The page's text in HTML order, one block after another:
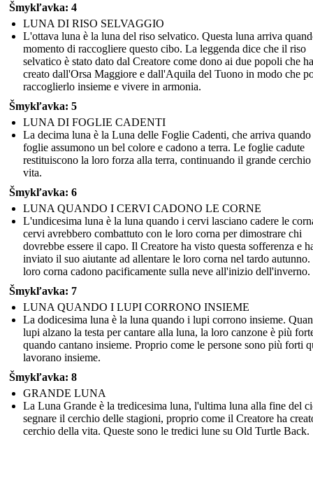
Šmykľavka: 4
LUNA DI RISO SELVAGGIO
L'ottava luna è la luna del riso selvatico. Questa luna arriva
momento di raccogliere questo cibo. La leggenda dice che il riso
selvatico è stato dato dal Creatore come dono ai due popoli che ha
creato dall'Orsa Maggiore e dall'Aquila del Tuono in modo che
raccoglierlo insieme e vivere in armonia.
Šmykľavka: 5
LUNA DI FOGLIE CADENTI
La decima luna è la Luna delle Foglie Cadenti, che arriva quando
foglie assumono un bel colore e cadono a terra. Le foglie cadute
restituiscono la loro forza alla terra, continuando il grande
vita.
Šmykľavka: 6
LUNA QUANDO I CERVI CADONO LE CORNE
L'undicesima luna è la luna quando i cervi lasciano cadere le
cervi avrebbero combattuto con le loro corna per dimostrare chi
dovrebbe essere il capo. Il Creatore ha visto questa sofferenza e
inviato il suo aiutante ad allentare le loro corna nel tardo autunno.
loro corna cadono pacificamente sulla neve all'inizio dell'inverno.
Šmykľavka: 7
LUNA QUANDO I LUPI CORRONO INSIEME
La dodicesima luna è la luna quando i lupi corrono insieme.
lupi alzano la testa per cantare alla luna, la loro canzone è più
quando cantano insieme. Proprio come le persone sono più forti
lavorano insieme.
Šmykľavka: 8
GRANDE LUNA
La Luna Grande è la tredicesima luna, l'ultima luna alla fine del
segnare il cerchio delle stagioni, proprio come il Creatore ha
cerchio della vita. Queste sono le tredici lune su Old Turtle Back.